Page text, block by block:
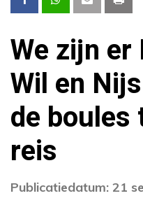
We zijn
Wil en
de boules
reis
Publicatiedatum: 21